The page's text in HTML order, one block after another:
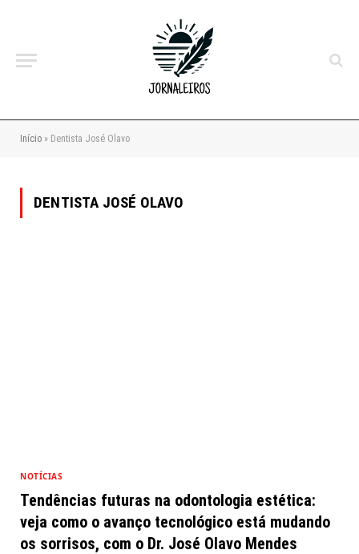
Início » Dentista José Olavo
DENTISTA JOSÉ OLAVO
NOTÍCIAS
Tendências futuras na odontologia estética:
veja como o avanço tecnológico está mudando
os sorrisos, com o Dr. José Olavo Mendes